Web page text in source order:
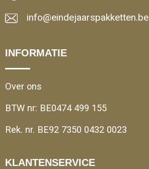
info@eindejaarspakketten.be
INFORMATIE
Over ons
BTW nr: BE0474 499 155
Rek. nr. BE92 7350 0432 0023
KLANTENSERVICE